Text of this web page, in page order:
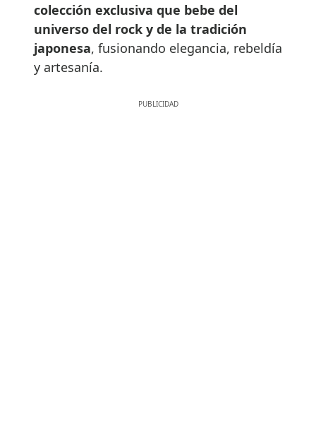
colección exclusiva que bebe del
universo del rock y de la tradición
japonesa, fusionando elegancia, rebeldía
y artesanía.